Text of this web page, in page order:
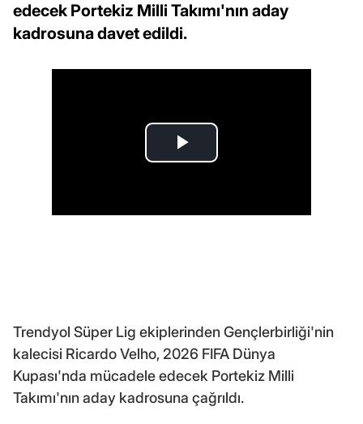
edecek Portekiz Milli Takımı'nın aday
kadrosuna davet edildi.
Trendyol Süper Lig ekiplerinden Gençlerbirliği'nin
kalecisi Ricardo Velho, 2026 FIFA Dünya
Kupası'nda mücadele edecek Portekiz Milli
Takımı'nın aday kadrosuna çağrıldı.